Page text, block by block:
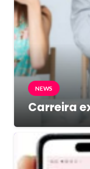
NEWS
Carreira